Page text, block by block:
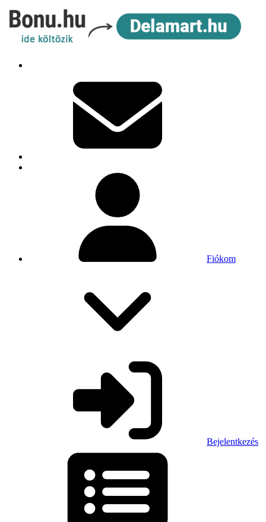
Fiókom
Bejelentkezés